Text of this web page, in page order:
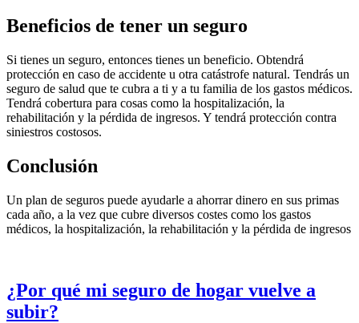
Beneficios de tener un seguro
Si tienes un seguro, entonces tienes un beneficio. Obtendrá
protección en caso de accidente u otra catástrofe natural. Tendrás un
seguro de salud que te cubra a ti y a tu familia de los gastos médicos.
Tendrá cobertura para cosas como la hospitalización, la
rehabilitación y la pérdida de ingresos. Y tendrá protección contra
siniestros costosos.
Conclusión
Un plan de seguros puede ayudarle a ahorrar dinero en sus primas
cada año, a la vez que cubre diversos costes como los gastos
médicos, la hospitalización, la rehabilitación y la pérdida de ingresos
¿Por qué mi seguro de hogar vuelve a
subir?